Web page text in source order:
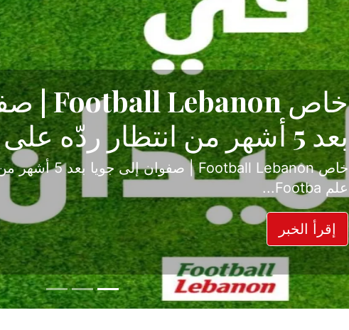
حكاية نجاح تبدأ من جبل
الدرجة الأولى
بعد موسم حافل بالإثارة والصراع في دوري الدرجة الثانية،
حسم ل...
إقرأ الخبر